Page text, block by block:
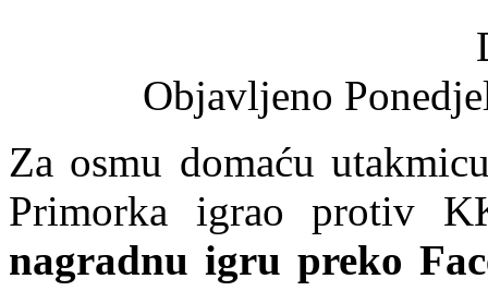
Objavljeno
Za osmu domaću
Primorka igrao protiv
nagradnu igru preko